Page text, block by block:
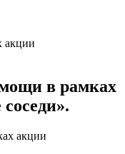
акции
в рамках